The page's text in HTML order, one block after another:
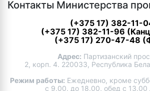
Контакты Министерства
(+375 17) 382-11-
(+375 17) 382-11-96
(+375 17) 270-47-48
Адрес: Партизанский
2, корп. 4. 220033, Республика
Режим работы: Ежедневно, кроме
с 9.00. до 18.00, обед с 13.00